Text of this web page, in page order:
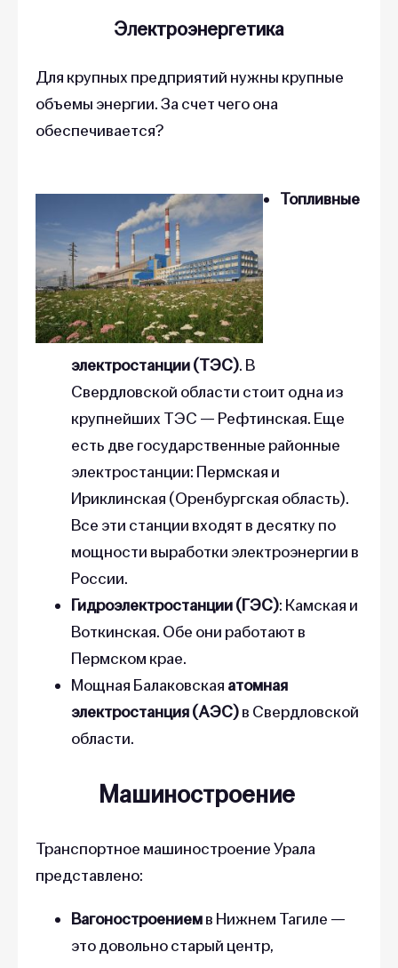
объемы энергии. За счет чего она
обеспечивается?
электростанции (ТЭС). В
Свердловской области стоит одна из
крупнейших ТЭС — Рефтинская. Еще
есть две государственные районные
электростанции: Пермская и
Ириклинская (Оренбургская область).
Все эти станции входят в десятку по
мощности выработки электроэнергии в
России.
Гидроэлектростанции (ГЭС)
Воткинская. Обе они работают в
Пермском крае.
Мощная Балаковская
электростанция (АЭС)в Свердловской
области.
Машиностроение
представлено:
это довольно старый центр,
производит около трети продукции